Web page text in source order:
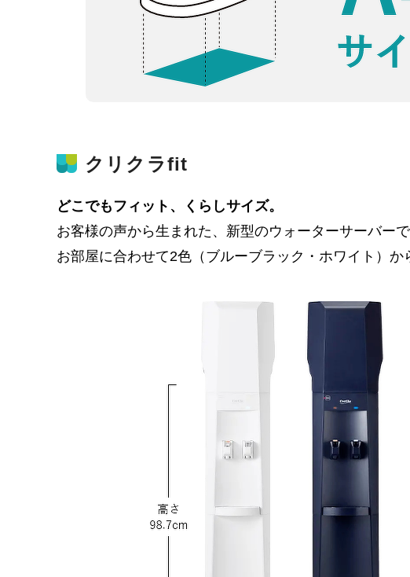
クリクラfit
どこでもフィット、くらしサイズ。
お客様の声から生まれた、新型のウォーターサーバー
お部屋に合わせて2色（ブルーブラック・ホワイト）か